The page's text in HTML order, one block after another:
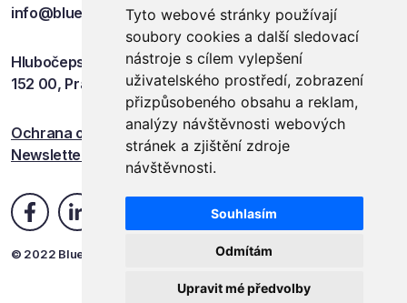
Tyto webové stránky používají
soubory cookies a další sledovací
nástroje s cílem vylepšení
uživatelského prostředí, zobrazení
přizpůsobeného obsahu a reklam,
analýzy návštěvnosti webových
stránek a zjištění zdroje
návštěvnosti.
Souhlasím
Odmítám
Upravit mé předvolby
info@blueevents.eu
Hlubočepská 701/38c
152 00, Praha 5
Ochrana osobních údajů
Newsletter
© 2022 Blue Events